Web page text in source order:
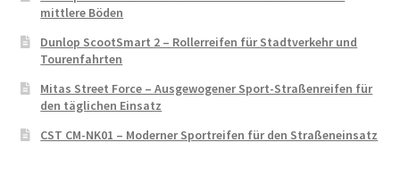
mittlere Böden
Dunlop ScootSmart 2 – Rollerreifen für Stadtverkehr und
Tourenfahrten
Mitas Street Force – Ausgewogener Sport-Straßenreifen für
den täglichen Einsatz
CST CM-NK01 – Moderner Sportreifen für den Straßeneinsatz